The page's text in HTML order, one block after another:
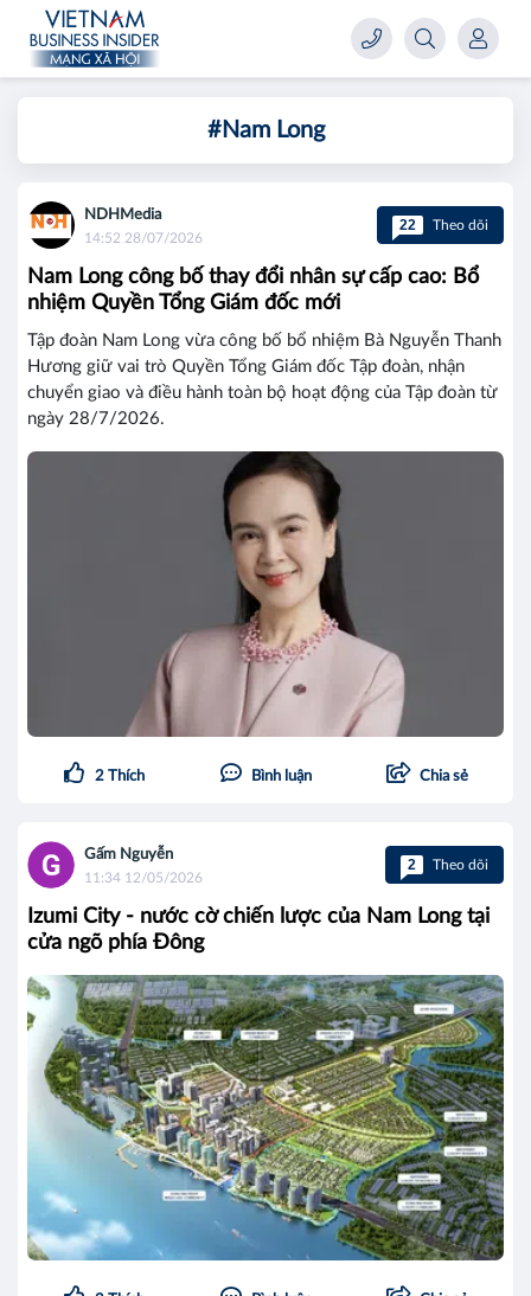
#Nam Long
NDHMedia
14:52 28/07/2026
22 Theo dõi
Nam Long công bố thay đổi nhân sự cấp cao: Bổ
nhiệm Quyền Tổng Giám đốc mới
Tập đoàn Nam Long vừa công bố bổ nhiệm Bà Nguyễn Thanh
Hương giữ vai trò Quyền Tổng Giám đốc Tập đoàn, nhận
chuyển giao và điều hành toàn bộ hoạt động của Tập đoàn từ
ngày 28/7/2026.
2 Thích Bình luận Chia sẻ
Gấm Nguyễn
11:34 12/05/2026
2 Theo dõi
Izumi City - nước cờ chiến lược của Nam Long tại
cửa ngõ phía Đông